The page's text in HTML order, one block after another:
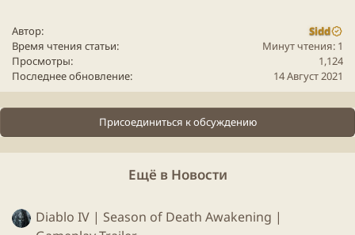
Автор
Sidd
Время чтения статьи
Минут чтения: 1
Просмотры
1,124
Последнее обновление
14 Август 2021
Присоединиться к обсуждению
Ещё в Новости
Diablo IV | Season of Death Awakening |